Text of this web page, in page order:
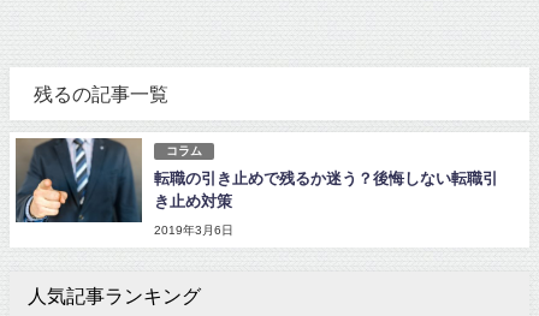
残るの記事一覧
コラム
転職の引き止めで残るか迷う？後悔しない転職引
き止め対策
2019年3月6日
人気記事ランキング